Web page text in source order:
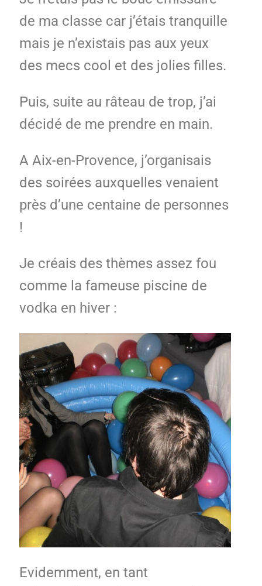
de ma classe car j’étais tranquille
mais je n’existais pas aux yeux
des mecs cool et des jolies filles.
Puis, suite au râteau de trop, j’ai
décidé de me prendre en main.
A Aix-en-Provence, j’organisais
des soirées auxquelles venaient
près d’une centaine de personnes
!
Je créais des thèmes assez fou
comme la fameuse piscine de
vodka en hiver :
Evidemment, en tant